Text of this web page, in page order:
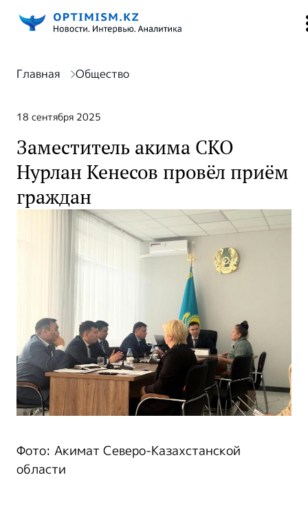
Главная Общество
18 сентября 2025
Заместитель акима СКО
Нурлан Кенесов провёл приём
граждан
Фото: Акимат Северо-Казахстанской
области